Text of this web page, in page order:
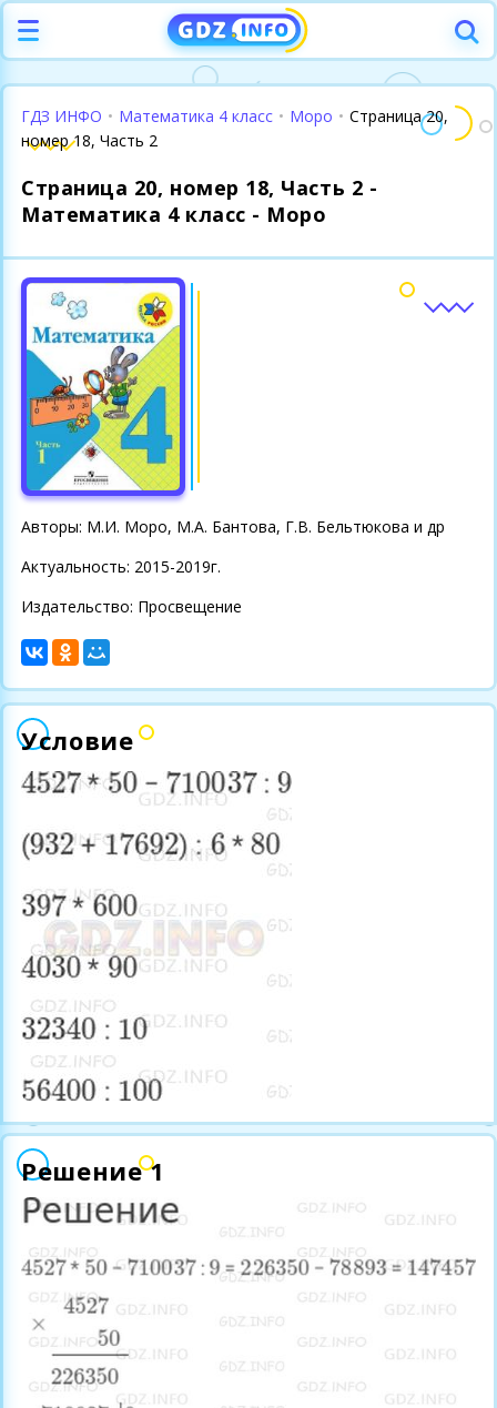
ГДЗ ИНФО • Математика 4 класс • Моро • Страница 20,
номер 18, Часть 2
Страница 20, номер 18, Часть 2 -
Математика 4 класс - Моро
Авторы: М.И. Моро, М.А. Бантова, Г.В. Бельтюкова и др
Актуальность: 2015-2019г.
Издательство: Просвещение
Условие
Решение 1